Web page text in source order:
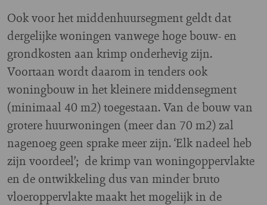
Ook voor het middenhuursegment geldt dat
dergelijke woningen vanwege hoge bouw- en
grondkosten aan krimp onderhevig zijn.
Voortaan wordt daarom in tenders ook
woningbouw in het kleinere middensegment
(minimaal 40 m2) toegestaan. Van de bouw van
grotere huurwoningen (meer dan 70 m2) zal
nagenoeg geen sprake meer zijn. ‘Elk nadeel heb
zijn voordeel’; de krimp van woningoppervlakte
en de ontwikkeling dus van minder bruto
vloeroppervlakte maakt het mogelijk in de